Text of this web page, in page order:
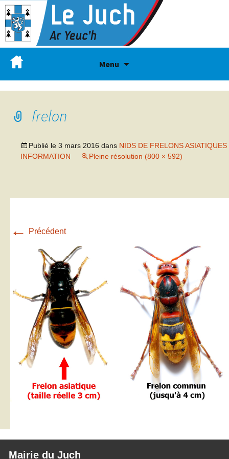
Menu
frelon
Publié le 3 mars 2016 dans NIDS DE FRELONS ASIATIQUES
INFORMATION
Pleine résolution (800 × 592)
← Précédent
Mairie du Juch